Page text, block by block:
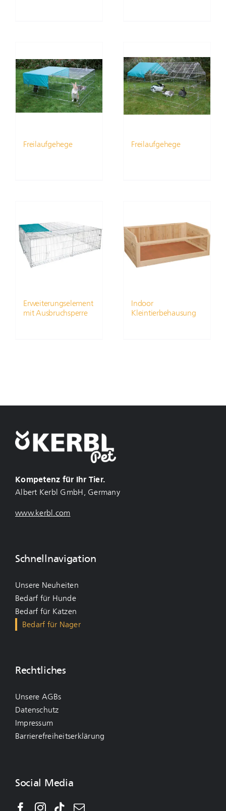
Freilaufgehege Freilaufgehege
Erweiterungselement
mit Ausbruchsperre
Indoor
Kleintierbehausung
Kompetenz für Ihr Tier.
Albert Kerbl GmbH, Germany
www.kerbl.com
Schnellnavigation
Unsere Neuheiten
Bedarf für Hunde
Bedarf für Katzen
Bedarf für Nager
Rechtliches
Unsere AGBs
Datenschutz
Impressum
Barrierefreiheitserklärung
Social Media